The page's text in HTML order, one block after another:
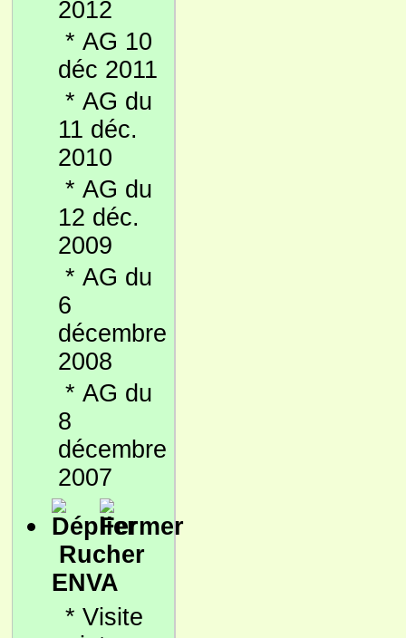
2012
* AG 10
déc 2011
* AG du
11 déc.
2010
* AG du
12 déc.
2009
* AG du
6
décembre
2008
* AG du
8
décembre
2007
Rucher
ENVA
* Visite